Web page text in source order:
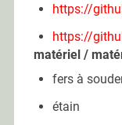
https://
https://
matériel /
fers à
étain